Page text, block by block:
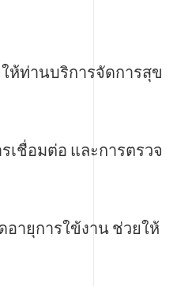
ให้ท่านบริการจัดการสุข
เชื่อมต่อ และการตรวจ
อายุการใข้งาน ช่วยให้